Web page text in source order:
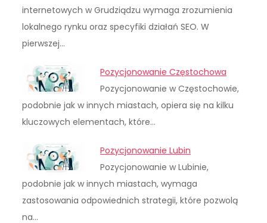
internetowych w Grudziądzu wymaga zrozumienia
lokalnego rynku oraz specyfiki działań SEO. W
pierwszej…
Pozycjonowanie Częstochowa
Pozycjonowanie w Częstochowie,
podobnie jak w innych miastach, opiera się na kilku
kluczowych elementach, które…
Pozycjonowanie Lubin
Pozycjonowanie w Lubinie,
podobnie jak w innych miastach, wymaga
zastosowania odpowiednich strategii, które pozwolą
na…